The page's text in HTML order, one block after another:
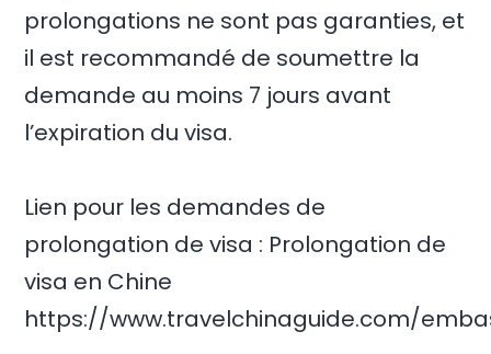
prolongations ne sont pas garanties, et
il est recommandé de soumettre la
demande au moins 7 jours avant
l’expiration du visa.
Lien pour les demandes de
prolongation de visa : Prolongation de
visa en Chine
https://www.travelchinaguide.com/